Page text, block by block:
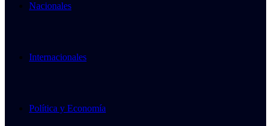
Nacionales
Internacionales
Política y Economía